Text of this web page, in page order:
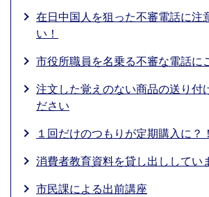
在日中国人を狙った不審電話に注
い！
市役所職員を名乗る不審な電話に
注文した覚えのない商品の送り付
ださい
１回だけのつもりが定期購入に？！
消費者教育資料を貸し出ししてい
市民課による出前講座